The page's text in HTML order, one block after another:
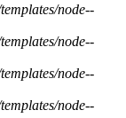
node--
node--
node--
node--